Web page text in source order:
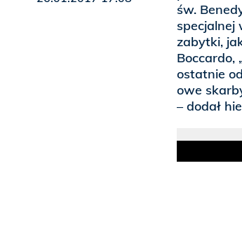
św.
specjalnej
zabytki,
Boccardo,
ostatnie
owe
– dodał